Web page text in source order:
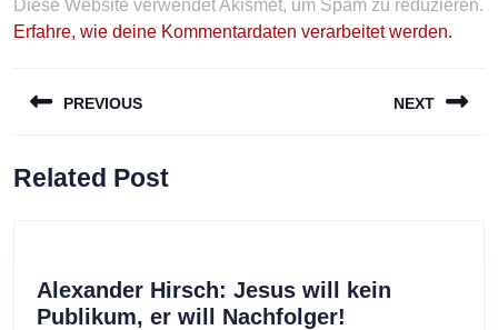
Diese Website verwendet Akismet, um Spam zu reduzieren.
Erfahre, wie deine Kommentardaten verarbeitet werden.
PREVIOUS
post:
NEXT
Related Post
Alexander Hirsch: Jesus will kein
Publikum, er will Nachfolger!